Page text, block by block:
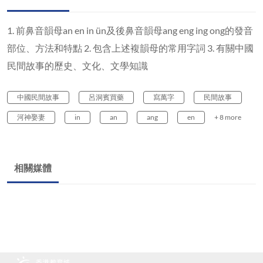
1. 前鼻音韻母an en in ün及後鼻音韻母ang eng ing ong的發音
部位、方法和特點 2. 包含上述複韻母的常用字詞 3. 有關中國
民間故事的歷史、文化、文學知識
中國民間故事 呂洞賓買藥 寫萬字 民間故事
河神娶妻 in an ang en + 8 more
相關媒體